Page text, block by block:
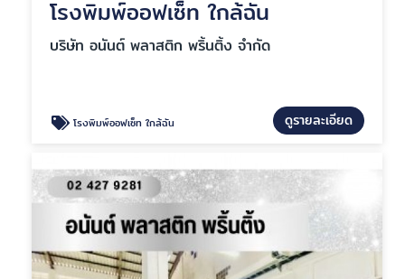
โรงพิมพ์ออฟเซ็ท ใกล้ฉัน
บริษัท อนันต์ พลาสติก พริ้นติ้ง จำกัด
โรงพิมพ์ออฟเซ็ท ใกล้ฉัน ดูรายละเอียด